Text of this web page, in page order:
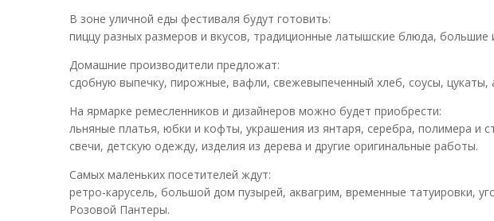
В зоне уличной еды фестиваля будут готовить:
пиццу разных размеров и вкусов, традиционные латышские блюда, большие
Домашние производители предложат:
сдобную выпечку, пирожные, вафли, свежевыпеченный хлеб, соусы,
На ярмарке ремесленников и дизайнеров можно будет приобрести:
льняные платья, юбки и кофты, украшения из янтаря, серебра, полимера и
свечи, детскую одежду, изделия из дерева и другие оригинальные работы.
Самых маленьких посетителей ждут:
ретро-карусель, большой дом пузырей, аквагрим, временные татуировки,
Розовой Пантеры.